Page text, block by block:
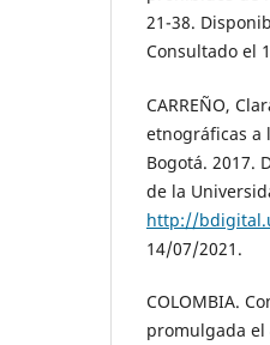
21-38.
Consultado el
CARREÑO,
etnográficas a
Bogotá. 2017.
de la
http://
14/07/2021.
COLOMBIA.
promulgada el